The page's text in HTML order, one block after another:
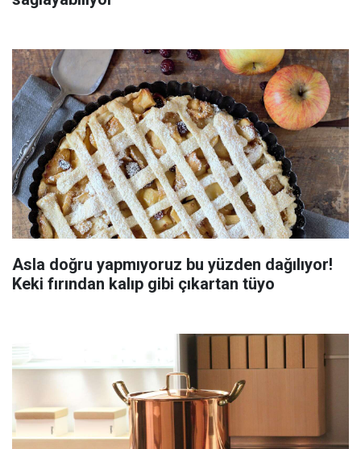
Asla doğru yapmıyoruz bu yüzden dağılıyor!
Keki fırından kalıp gibi çıkartan tüyo